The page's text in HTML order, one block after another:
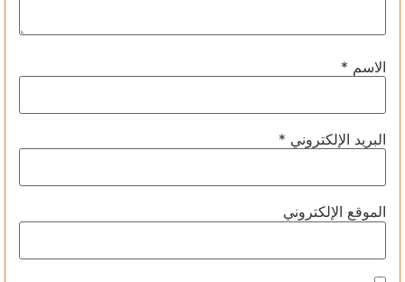
الاسم *
البريد الإلكتروني *
الموقع الإلكتروني